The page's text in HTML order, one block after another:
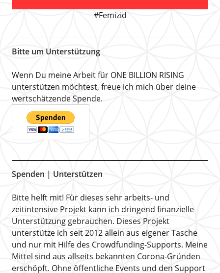
#Femizid
Bitte um Unterstützung
Wenn Du meine Arbeit für ONE BILLION RISING
unterstützen möchtest, freue ich mich über deine
wertschätzende Spende.
Spenden | Unterstützen
Bitte helft mit! Für dieses sehr arbeits- und
zeitintensive Projekt kann ich dringend finanzielle
Unterstützung gebrauchen. Dieses Projekt
unterstütze ich seit 2012 allein aus eigener Tasche
und nur mit Hilfe des Crowdfunding-Supports. Meine
Mittel sind aus allseits bekannten Corona-Gründen
erschöpft. Ohne öffentliche Events und den Support